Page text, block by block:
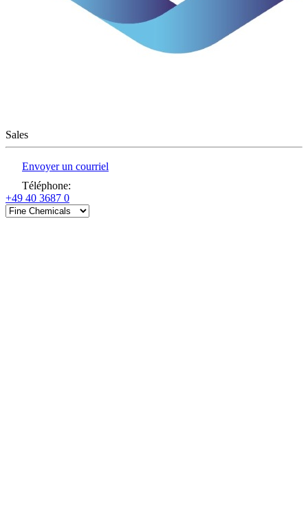
Sales
Envoyer un courriel
Téléphone:
+49 40 3687 0